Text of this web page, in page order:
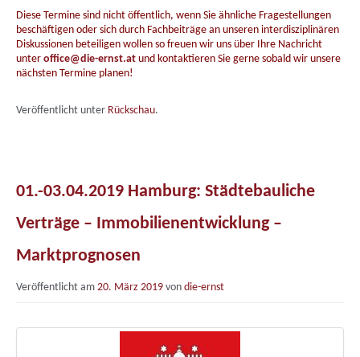
Diese Termine sind nicht öffentlich, wenn Sie ähnliche Fragestellungen
beschäftigen oder sich durch Fachbeiträge an unseren interdisziplinären
Diskussionen beteiligen wollen so freuen wir uns über Ihre Nachricht
unter office@die-ernst.at und kontaktieren Sie gerne sobald wir unsere
nächsten Termine planen!
Veröffentlicht unter Rückschau.
01.-03.04.2019 Hamburg: Städtebauliche
Verträge – Immobilienentwicklung –
Marktprognosen
Veröffentlicht am 20. März 2019 von die-ernst